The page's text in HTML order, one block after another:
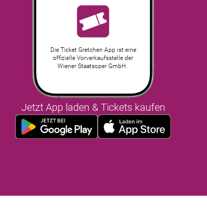
Die Ticket Gretchen App ist eine
offizielle Vorverkaufsstelle der
Wiener Staatsoper GmbH .
Jetzt App laden & Tickets kaufen